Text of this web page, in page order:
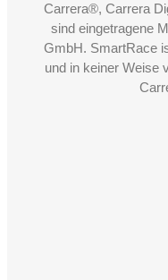
Carrera®, Carrera
sind eingetragene
GmbH. SmartRace
und in keiner Weise